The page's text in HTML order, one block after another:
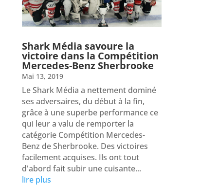
Shark Média savoure la
victoire dans la Compétition
Mercedes-Benz Sherbrooke
Mai 13, 2019
Le Shark Média a nettement dominé
ses adversaires, du début à la fin,
grâce à une superbe performance ce
qui leur a valu de remporter la
catégorie Compétition Mercedes-
Benz de Sherbrooke. Des victoires
facilement acquises. Ils ont tout
d'abord fait subir une cuisante...
lire plus